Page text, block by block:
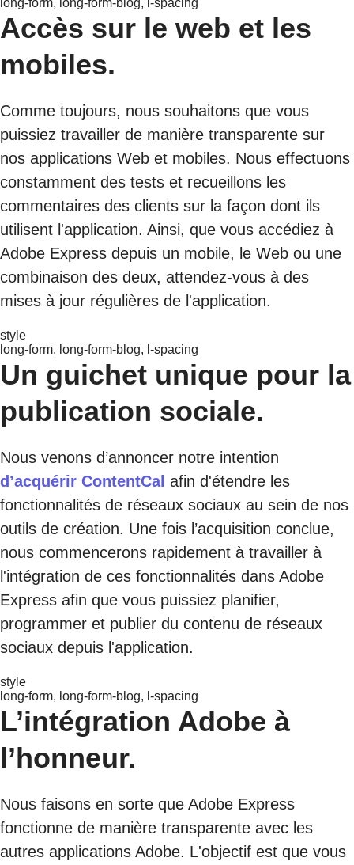
Accès sur le web et les
mobiles.
Comme toujours, nous souhaitons que vous
puissiez travailler de manière transparente sur
nos applications Web et mobiles. Nous effectuons
constamment des tests et recueillons les
commentaires des clients sur la façon dont ils
utilisent l'application. Ainsi, que vous accédiez à
Adobe Express depuis un mobile, le Web ou une
combinaison des deux, attendez-vous à des
mises à jour régulières de l'application.
style
long-form, long-form-blog, l-spacing
Un guichet unique pour la
publication sociale.
Nous venons d’annoncer notre intention
d’acquérir ContentCal afin d'étendre les
fonctionnalités de réseaux sociaux au sein de nos
outils de création. Une fois l’acquisition conclue,
nous commencerons rapidement à travailler à
l'intégration de ces fonctionnalités dans Adobe
Express afin que vous puissiez planifier,
programmer et publier du contenu de réseaux
sociaux depuis l'application.
style
long-form, long-form-blog, l-spacing
L’intégration Adobe à
l’honneur.
Nous faisons en sorte que Adobe Express
fonctionne de manière transparente avec les
autres applications Adobe. L'objectif est que vous